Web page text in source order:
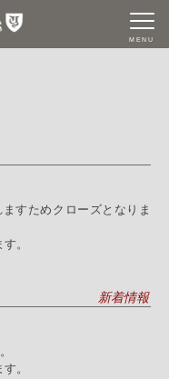
MENU
すためクローズとなりま
。
新着情報
。